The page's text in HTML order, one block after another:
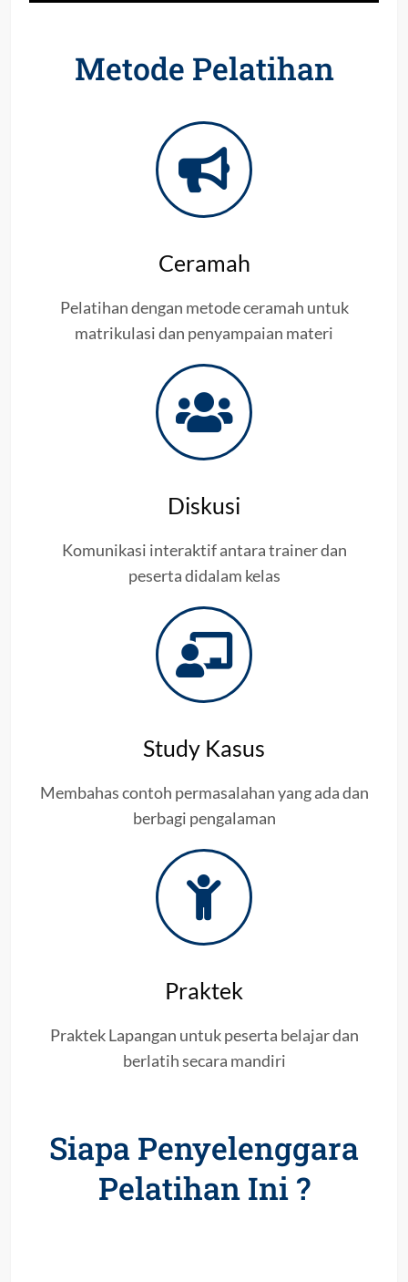
Metode Pelatihan
Ceramah
Pelatihan dengan metode ceramah untuk
matrikulasi dan penyampaian materi
Diskusi
Komunikasi interaktif antara trainer dan
peserta didalam kelas
Study Kasus
Membahas contoh permasalahan yang ada dan
berbagi pengalaman
Praktek
Praktek Lapangan untuk peserta belajar dan
berlatih secara mandiri
Siapa Penyelenggara
Pelatihan Ini ?